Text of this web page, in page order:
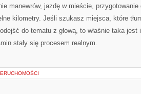
manewrów, jazdę w mieście,
kilometry. Jeśli szukasz miejsca, które
do tematu z głową, to właśnie taka
stały się procesem realnym.